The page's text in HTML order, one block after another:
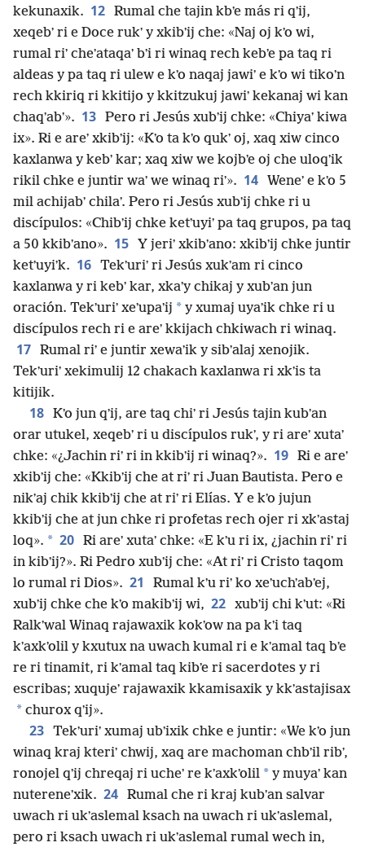
kekunaxik. 12 Rumal che tajin kbʼe más ri qʼij,
xeqebʼ ri e Doce rukʼ y xkibʼij che: «Naj oj kʼo wi,
rumal riʼ cheʼataqaʼ bʼi ri winaq rech kebʼe pa taq ri
aldeas y pa taq ri ulew e kʼo naqaj jawiʼ e kʼo wi tikoʼn
rech kkiriq ri kkitijo y kkitzukuj jawiʼ kekanaj wi kan
chaqʼabʼ». 13 Pero ri Jesús xubʼij chke: «Chiyaʼ kiwa
ix». Ri e areʼ xkibʼij: «Kʼo ta kʼo qukʼ oj, xaq xiw cinco
kaxlanwa y kebʼ kar; xaq xiw we kojbʼe oj che uloqʼik
rikil chke e juntir waʼ we winaq riʼ». 14 Weneʼ e kʼo 5
mil achijabʼ chilaʼ. Pero ri Jesús xubʼij chke ri u
discípulos: «Chibʼij chke ketʼuyiʼ pa taq grupos, pa taq
a 50 kkibʼano». 15
Y jeriʼ xkibʼano: xkibʼij chke juntir
ketʼuyiʼk. 16 Tekʼuriʼ ri Jesús xukʼam ri cinco
kaxlanwa y ri kebʼ kar, xkaʼy chikaj y xubʼan jun
oración. Tekʼuriʼ xeʼupaʼij * y xumaj uyaʼik chke ri u
discípulos rech ri e areʼ kkijach chkiwach ri winaq.
17 Rumal riʼ e juntir xewaʼik y sibʼalaj xenojik.
Tekʼuriʼ xekimulij 12 chakach kaxlanwa ri xkʼis ta
kitijik.
18 Kʼo jun qʼij, are taq chiʼ ri Jesús tajin kubʼan
orar utukel, xeqebʼ ri u discípulos rukʼ, y ri areʼ xutaʼ
chke: «¿Jachin riʼ ri in kkibʼij ri winaq?». 19 Ri e areʼ
xkibʼij che: «Kkibʼij che at riʼ ri Juan Bautista. Pero e
nikʼaj chik kkibʼij che at riʼ ri Elías. Y e kʼo jujun
kkibʼij che at jun chke ri profetas rech ojer ri xkʼastaj
loq». * 20 Ri areʼ xutaʼ chke: «E kʼu ri ix, ¿jachin riʼ ri
in kibʼij?». Ri Pedro xubʼij che: «At riʼ ri Cristo taqom
lo rumal ri Dios». 21
Rumal kʼu riʼ ko xeʼuchʼabʼej,
xubʼij chke che kʼo makibʼij wi, 22 xubʼij chi kʼut: «Ri
Ralkʼwal Winaq rajawaxik kokʼow na pa kʼi taq
kʼaxkʼolil y kxutux na uwach kumal ri e kʼamal taq bʼe
re ri tinamit, ri kʼamal taq kibʼe ri sacerdotes y ri
escribas; xuqujeʼ rajawaxik kkamisaxik y kkʼastajisax
* churox qʼij».
23 Tekʼuriʼ xumaj ubʼixik chke e juntir: «We kʼo jun
winaq kraj kteriʼ chwij, xaq are machoman chbʼil ribʼ,
ronojel qʼij chreqaj ri ucheʼ re kʼaxkʼolil * y muyaʼ kan
nutereneʼxik. 24 Rumal che ri kraj kubʼan salvar
uwach ri ukʼaslemal ksach na uwach ri ukʼaslemal,
pero ri ksach uwach ri ukʼaslemal rumal wech in,